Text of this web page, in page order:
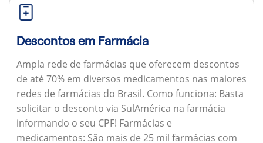
Descontos em Farmácia
Ampla rede de farmácias que oferecem descontos
de até 70% em diversos medicamentos nas maiores
redes de farmácias do Brasil. Como funciona: Basta
solicitar o desconto via SulAmérica na farmácia
informando o seu CPF! Farmácias e
medicamentos: São mais de 25 mil farmácias com